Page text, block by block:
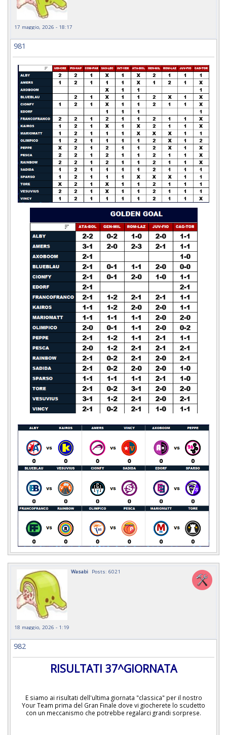
17 maggio, 2026 - 18:17
981
Wasabi Posts: 6021
18 maggio, 2026 - 1:19
982
RISULTATI 37^GIORNATA
E siamo ai risultati dell'ultima giornata "classica" per il nostro
Your Team prima del Gran Finale dove vi giocherete lo scudetto
con un meccanismo che potrebbe regalarci grandi sorprese.